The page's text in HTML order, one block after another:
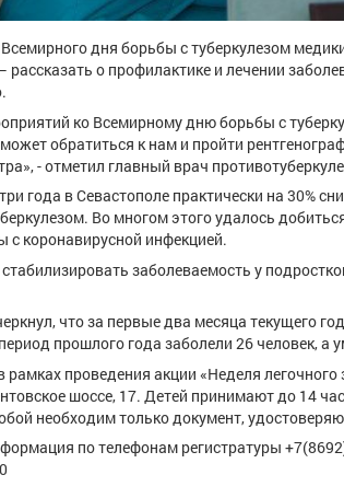
дня борьбы с туберкулезом
рассказать о профилактике и лечении
ко Всемирному дню борьбы с
обратиться к нам и пройти
- отметил главный врач
года в Севастополе практически на 30%
Во многом этого удалось
с коронавирусной инфекцией.
заболеваемость у
что за первые два месяца текущего
прошлого года заболели 26 человек, а
проведения акции «Неделя
шоссе, 17. Детей принимают до 14
необходим только документ,
по телефонам регистратуры